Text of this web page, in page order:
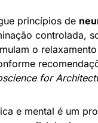
princípios de
controlada,
o relaxamento
for
e mental é um